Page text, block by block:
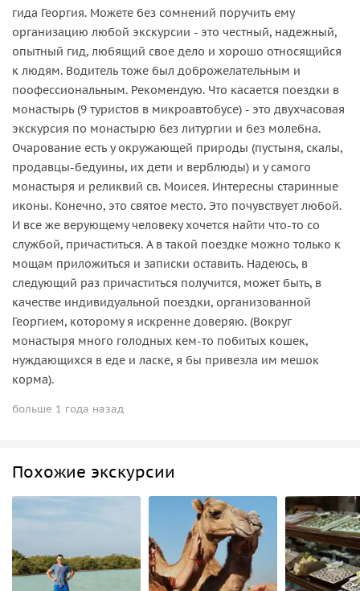
гида Георгия. Можете без сомнений поручить ему
организацию любой экскурсии - это честный, надежный,
опытный гид, любящий свое дело и хорошо относящийся
к людям. Водитель тоже был доброжелательным и
поофессиональным. Рекомендую. Что касается поездки в
монастырь (9 туристов в микроавтобусе) - это двухчасовая
экскурсия по монастырю без литургии и без молебна.
Очарование есть у окружающей природы (пустыня, скалы,
продавцы-бедуины, их дети и верблюды) и у самого
монастыря и реликвий св. Моисея. Интересны старинные
иконы. Конечно, это святое место. Это почувствует любой.
И все же верующему человеку хочется найти что-то со
службой, причаститься. А в такой поездке можно только к
мощам приложиться и записки оставить. Надеюсь, в
следующий раз причаститься получится, может быть, в
качестве индивидуальной поездки, организованной
Георгием, которому я искренне доверяю. (Вокруг
монастыря много голодных кем-то побитых кошек,
нуждающихся в еде и ласке, я бы привезла им мешок
корма).
больше 1 года назад
Похожие экскурсии